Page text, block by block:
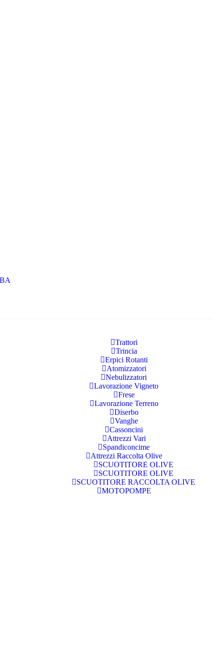
Trattori
Trincia
Erpici Rotanti
Atomizzatori
Nebulizzatori
Lavorazione Vigneto
Frese
Lavorazione Terreno
Diserbo
Vanghe
Cassoncini
Attrezzi Vari
Spandiconcime
Attrezzi Raccolta Olive
SCUOTITORE OLIVE
SCUOTITORE OLIVE
SCUOTITORE RACCOLTA OLIVE
MOTOPOMPE